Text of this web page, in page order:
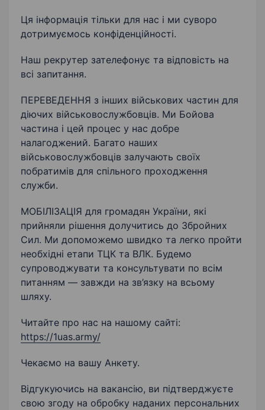
Ця інформація тільки для нас і ми суворо
дотримуємось конфіденційності.
Наш рекрутер зателефонує та відповість на
всі запитання.
ПЕРЕВЕДЕННЯ з інших військових частин для
діючих військовослужбовців. Ми Бойова
частина і цей процес у нас добре
налагоджений. Багато наших
військовослужбовців залучають своїх
побратимів для спільного проходження
служби.
МОБІЛІЗАЦІЯ для громадян України, які
прийняли рішення долучитись до Збройних
Сил. Ми допоможемо швидко та легко пройти
необхідні етапи ТЦК та ВЛК. Будемо
супроводжувати та консультувати по всім
питанням — завжди на зв’язку на всьому
шляху.
Читайте про нас на нашому сайті:
https://1uas.army/
Чекаємо на вашу Анкету.
Відгукуючись на вакансію, ви підтверджуєте
свою згоду на обробку наданих персональних